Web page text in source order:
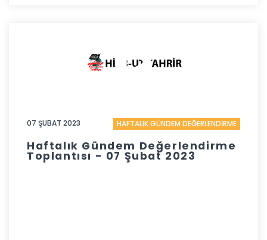
07 ŞUBAT 2023 HAFTALIK GÜNDEM DEĞERLENDİRME
Haftalık Gündem Değerlendirme
Toplantısı - 07 Şubat 2023